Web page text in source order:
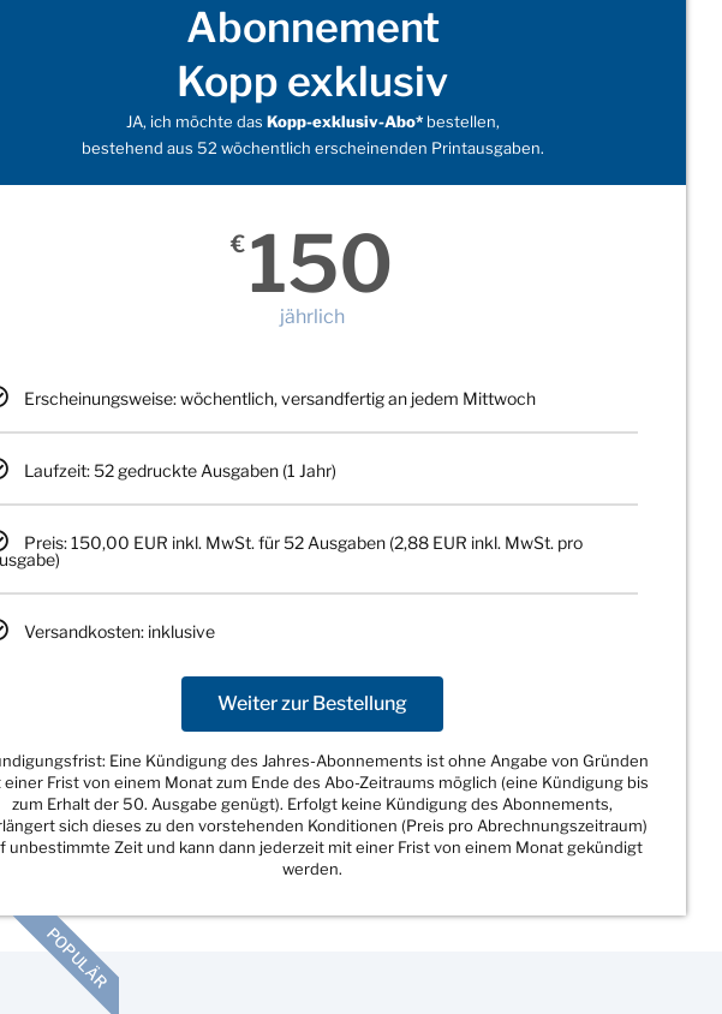
Abonnement
Kopp exklusiv
JA, ich möchte das Kopp-exklusiv-Abo*bestellen,
bestehend aus 52 wöchentlich erscheinenden Printausgaben.
€ 150
jährlich
Erscheinungsweise: wöchentlich, versandfertig an jedem Mittwoch
Laufzeit: 52 gedruckte Ausgaben (1 Jahr)
Preis: 150,00 EUR inkl. MwSt. für 52 Ausgaben (2,88 EUR inkl. MwSt. pro
Versandkosten: inklusive
Weiter zur Bestellung
Eine Kündigung des Jahres-Abonnements ist ohne Angabe von Gründen
einer Frist von einem Monat zum Ende des Abo-Zeitraums möglich (eine Kündigung bis
zum Erhalt der 50. Ausgabe genügt). Erfolgt keine Kündigung des Abonnements,
sich dieses zu den vorstehenden Konditionen (Preis pro Abrechnungszeitraum)
unbestimmte Zeit und kann dann jederzeit mit einer Frist von einem Monat gekündigt
werden.
POPULÄR